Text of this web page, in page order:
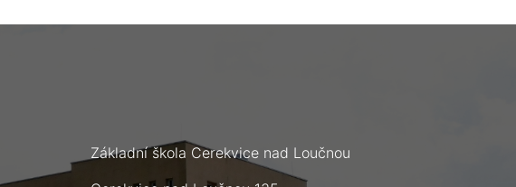
Základní škola Cerekvice nad Loučnou